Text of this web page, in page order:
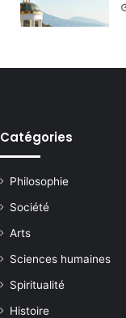
Catégories
Philosophie
Société
Arts
Sciences humaines
Spiritualité
Histoire